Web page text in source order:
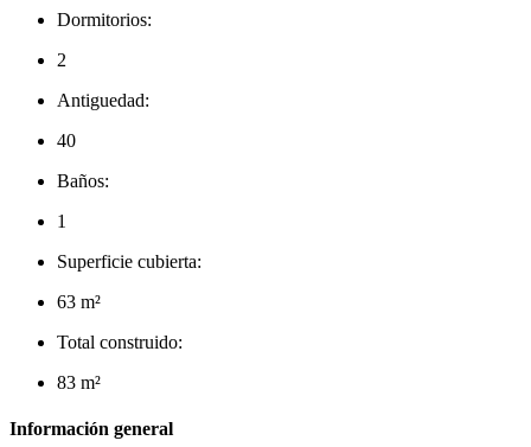
Dormitorios:
2
Antiguedad:
40
Baños:
1
Superficie cubierta:
63 m²
Total construido:
83 m²
Información general